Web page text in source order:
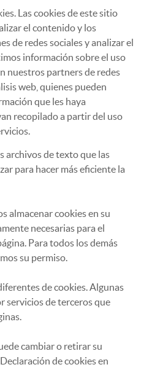
Las cookies de este sitio
el contenido y los
de redes sociales y analizar el
información sobre el uso
nuestros partners de redes
web, quienes pueden
que les haya
recopilado a partir del uso
archivos de texto que las
para hacer más eficiente la
almacenar cookies en su
necesarias para el
Para todos los demás
su permiso.
de cookies. Algunas
servicios de terceros que
cambiar o retirar su
de cookies en